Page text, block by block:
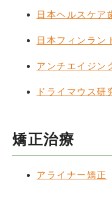
日本ヘルスケア
日本フィンラン
アンチエイジン
ドライマウス研
矯正治療
アライナー矯正